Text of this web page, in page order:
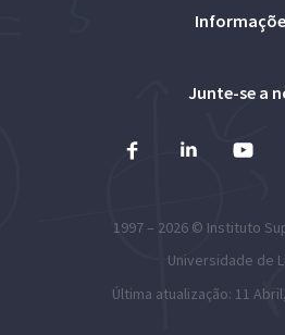
Junte-se a
1997 – 2026 © Instituto
Universidade de
Última atualização: 11